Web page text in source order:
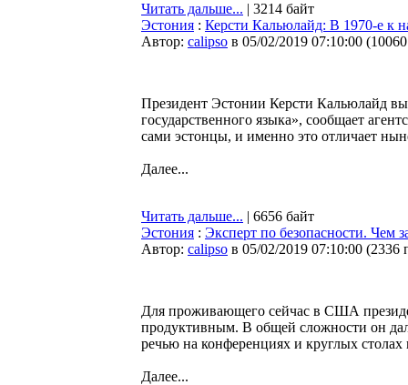
Читать дальше... | 3214 байт
Эстония : Керсти Кальюлайд: В 1970-е к
Автор: calipso в 05/02/2019 07:10:00 (
Президент Эстонии Керсти Кальюлайд
государственного языка», сообщает
сами эстонцы, и именно это отличает
Далее...
Читать дальше... | 6656 байт
Эстония : Эксперт по безопасности. Чем
Автор: calipso в 05/02/2019 07:10:00 (2336
Для проживающего сейчас в США
продуктивным. В общей сложности он
речью на конференциях и круглых столах
Далее...